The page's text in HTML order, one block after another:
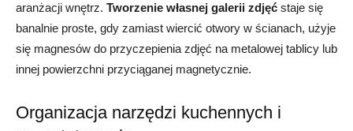
aranżacji wnętrz. Tworzenie własnej galerii zdjęć staje się
banalnie proste, gdy zamiast wiercić otwory w ścianach, użyje
się magnesów do przyczepienia zdjęć na metalowej tablicy lub
innej powierzchni przyciąganej magnetycznie.
Organizacja narzędzi kuchennych i